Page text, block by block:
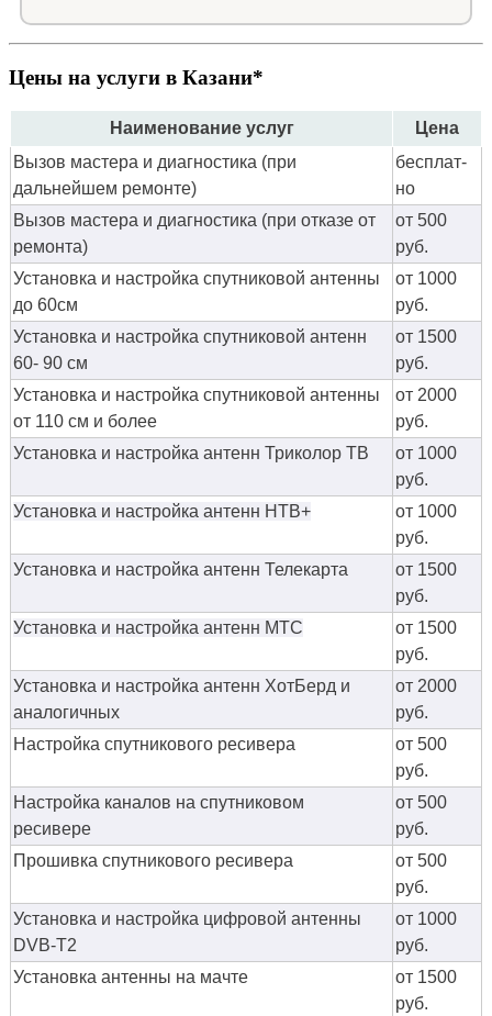
Цены на услуги в Казани*
Наименование услуг
Цена
Вызов мастера и диагностика (при
дальнейшем ремонте)
бес­плат­
но
Вызов мастера и диагностика (при отказе от
ремонта)
от 500
руб.
Установка и настройка спутниковой антенны
до 60см
от 1000
руб.
Установка и настройка спутниковой антенн
60- 90 см
от 1500
руб.
Установка и настройка спутниковой антенны
от 110 см и более
от 2000
руб.
Установка и настройка антенн Триколор ТВ
от 1000
руб.
Установка и настройка антенн НТВ+
от 1000
руб.
Установка и настройка антенн Телекарта
от 1500
руб.
Установка и настройка антенн МТС
от 1500
руб.
Установка и настройка антенн ХотБерд и
аналогичных
от 2000
руб.
Настройка спутникового ресивера
от 500
руб.
Настройка каналов на спутниковом
ресивере
от 500
руб.
Прошивка спутникового ресивера
от 500
руб.
Установка и настройка цифровой антенны
DVB-T2
от 1000
руб.
Установка антенны на мачте
от 1500
руб.